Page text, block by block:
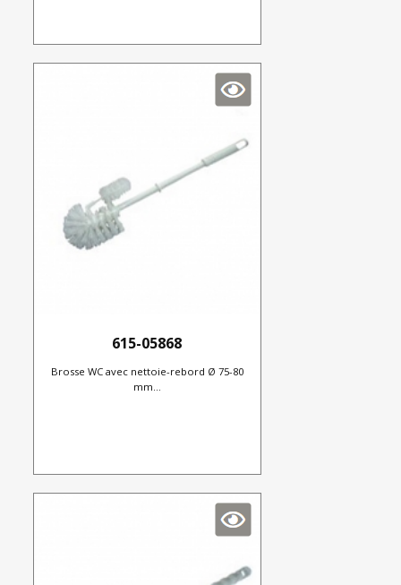
615-05868
Brosse WC avec nettoie-rebord Ø 75-80
mm...